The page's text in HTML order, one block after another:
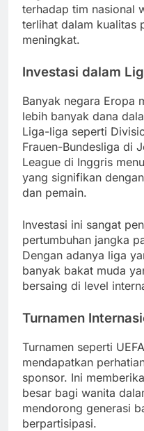
terhadap tim nasional
terlihat dalam kualitas
meningkat.
Investasi dalam
Banyak negara Eropa
lebih banyak dana
Liga-liga seperti
Frauen-Bundesliga di
League di Inggris
yang signifikan
dan pemain.
Investasi ini sangat
pertumbuhan jangka
Dengan adanya liga
banyak bakat muda
bersaing di level
Turnamen
Turnamen seperti
mendapatkan
sponsor. Ini
besar bagi wanita
mendorong generasi
berpartisipasi.